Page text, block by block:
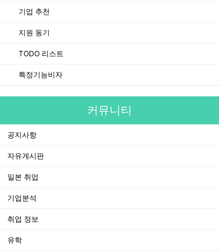
기업 추천
지원 동기
TODO 리스트
특정기능비자
커뮤니티
공지사항
자유게시판
일본 취업
기업분석
취업 정보
유학